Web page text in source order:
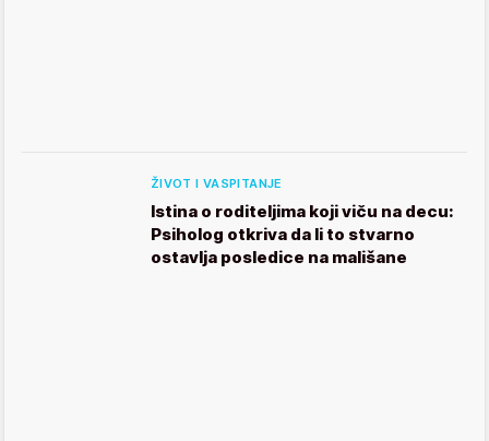
ŽIVOT I VASPITANJE
Istina o roditeljima koji viču na decu:
Psiholog otkriva da li to stvarno
ostavlja posledice na mališane